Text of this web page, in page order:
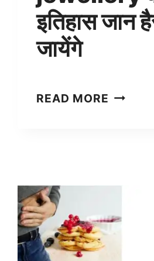
इतिहास जान
जायेंगे
READ MORE
का
इतिहास